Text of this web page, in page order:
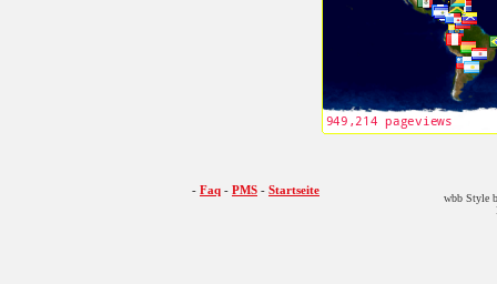
- Faq - PMS - Startseite
wbb Style